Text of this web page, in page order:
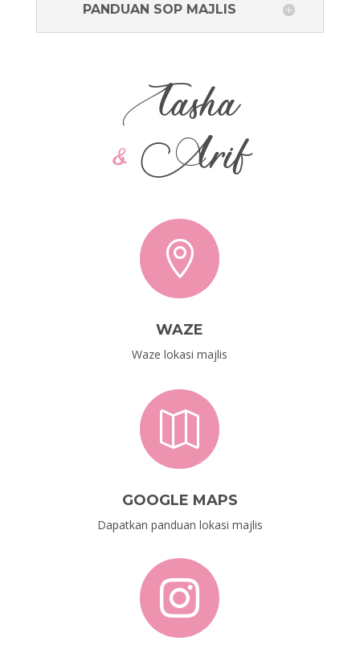
PANDUAN SOP MAJLIS
Tasha
& Arif

WAZE
Waze lokasi majlis

GOOGLE MAPS
Dapatkan panduan lokasi majlis
